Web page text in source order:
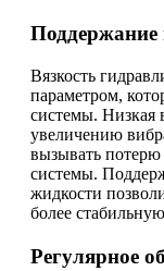
Поддержание
Вязкость
параметром,
системы. Низкая
увеличению
вызывать
системы.
жидкости
более
Регулярное